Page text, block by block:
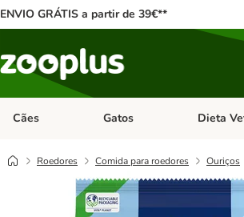
ENVIO GRÁTIS a partir de 39€**
Cães Abrir menu de categoria: Cães
Gatos Abrir
Dieta
Roedores Comida para roedores Ouriços